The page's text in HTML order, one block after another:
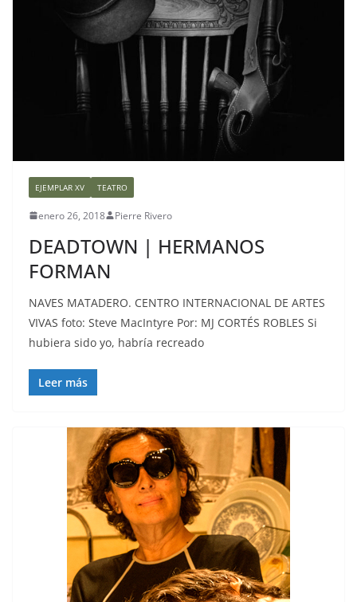
EJEMPLAR XV TEATRO
enero 26, 2018 Pierre Rivero
DEADTOWN | HERMANOS
FORMAN
NAVES MATADERO. CENTRO INTERNACIONAL DE ARTES
VIVAS foto: Steve MacIntyre Por: MJ CORTÉS ROBLES Si
hubiera sido yo, habría recreado
Leer más